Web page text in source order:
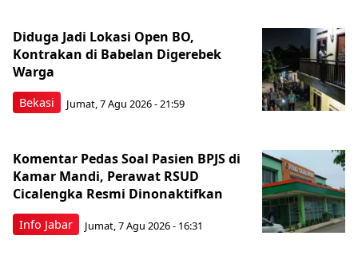
Bekasi
Diduga Jadi Lokasi Open BO,
Kontrakan di Babelan Digerebek
Warga
Jumat, 7 Agu 2026 - 21:59
Info Jabar
Komentar Pedas Soal Pasien BPJS di
Kamar Mandi, Perawat RSUD
Cicalengka Resmi Dinonaktifkan
Jumat, 7 Agu 2026 - 16:31